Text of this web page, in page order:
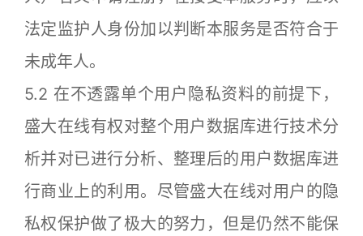
法定监护人身份加以判断本服务是否符合于
未成年人。
5.2 在不透露单个用户隐私资料的前提下，
盛大在线有权对整个用户数据库进行技术分
析并对已进行分析、整理后的用户数据库进
行商业上的利用。尽管盛大在线对用户的隐
私权保护做了极大的努力，但是仍然不能保